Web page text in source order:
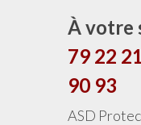
À votre
79 22
90 93
ASD